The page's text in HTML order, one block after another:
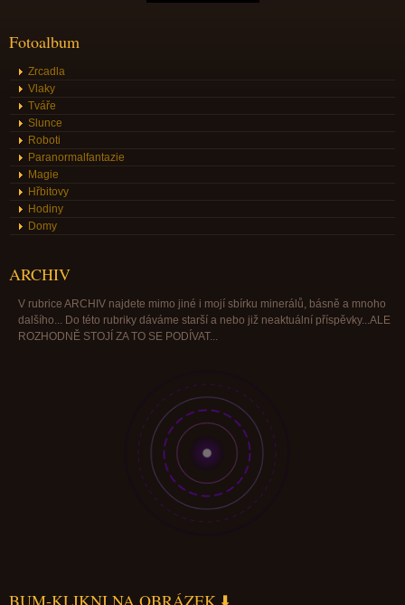
Fotoalbum
Zrcadla
Vlaky
Tváře
Slunce
Roboti
Paranormalfantazie
Magie
Hřbitovy
Hodiny
Domy
ARCHIV
V rubrice ARCHIV najdete mimo jiné i mojí sbírku minerálů, básně a mnoho
dalšího... Do této rubriky dáváme starší a nebo již neaktuální příspěvky...ALE
ROZHODNĚ STOJÍ ZA TO SE PODÍVAT...